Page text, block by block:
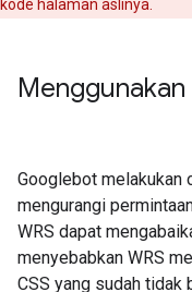
kode halaman aslinya.
Googlebot melakukan
mengurangi
WRS dapat
menyebabkan WRS
CSS yang sudah tidak